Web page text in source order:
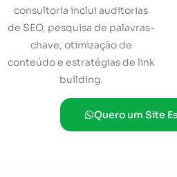
consultoria inclui auditorias
de SEO, pesquisa de palavras-
chave, otimização de
conteúdo e estratégias de link
building.
Quero um Site